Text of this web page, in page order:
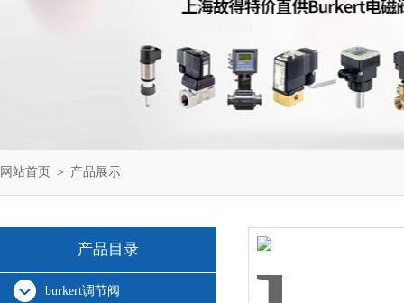
网站首页 ＞ 产品展示
产品目录
burkert调节阀